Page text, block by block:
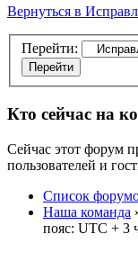
Вернуться в
Перейти:
Кто сейчас на
Сейчас этот форум
пользователей и
Список
Наша команда
пояс: UTC + 3